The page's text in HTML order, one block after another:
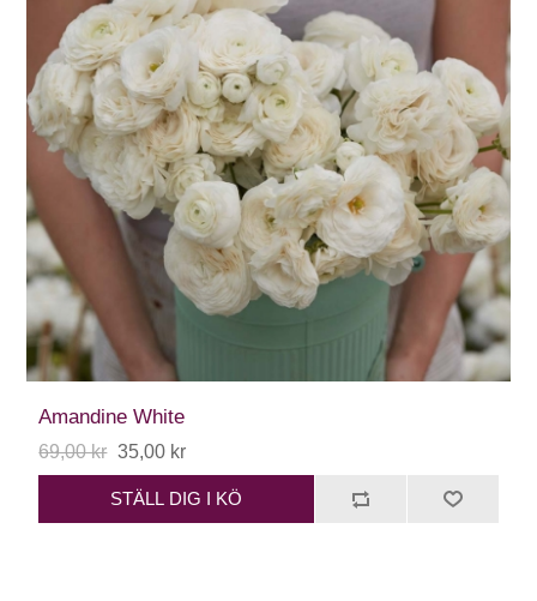
Amandine White
69,00 kr 35,00 kr
STÄLL DIG I KÖ